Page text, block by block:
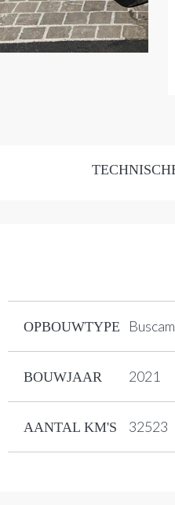
OPBOUWTYPE
BOUWJAAR 2021
AANTAL KM'S 32523